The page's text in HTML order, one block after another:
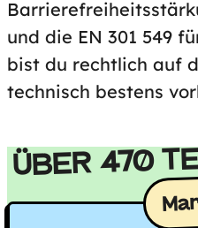
und die EN 301 549
bist du rechtlich auf
technisch bestens
ÜBER 470